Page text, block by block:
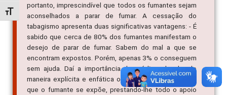
Alternar tamanho da fonte
portanto, imprescindível que todos os fumantes sejam
aconselhados a parar de fumar. A cessação do
tabagismo apresenta duas significativas vantagens: - É
sabido que cerca de 80% dos fumantes manifestam o
desejo de parar de fumar. Sabem do mal a que se
encontram expostos. Porém, apenas 3% o conseguem
sem ajuda. Daí a importância do médico abordar de
maneira explícita e enfática os efeitos patogênicos a
que o fumante se expõe, prestando-lhe todo o apoio